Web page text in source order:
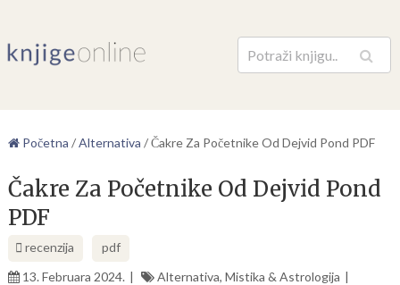
Pretraga
Početna /Alternativa /Čakre Za Početnike Od Dejvid Pond PDF
Čakre Za Početnike Od Dejvid Pond
PDF
recenzija
pdf
13. Februara 2024.
Alternativa, Mistika & Astrologija